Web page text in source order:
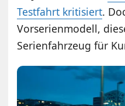
Testfahrt kritisiert.
Vorserienmodell,
Serienfahrzeug für